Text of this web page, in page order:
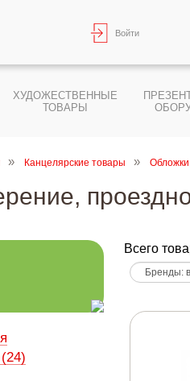
Войти
ХУДОЖЕСТВЕННЫЕ
ТОВАРЫ
Канцелярские товары
Всего